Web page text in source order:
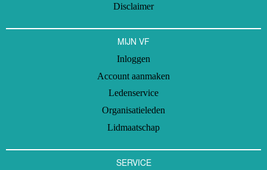
Disclaimer
MIJN VF
Inloggen
Account aanmaken
Ledenservice
Organisatieleden
Lidmaatschap
SERVICE